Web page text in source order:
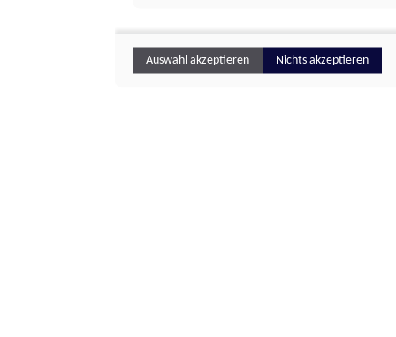
Auswahl akzeptieren Nichts akzeptieren